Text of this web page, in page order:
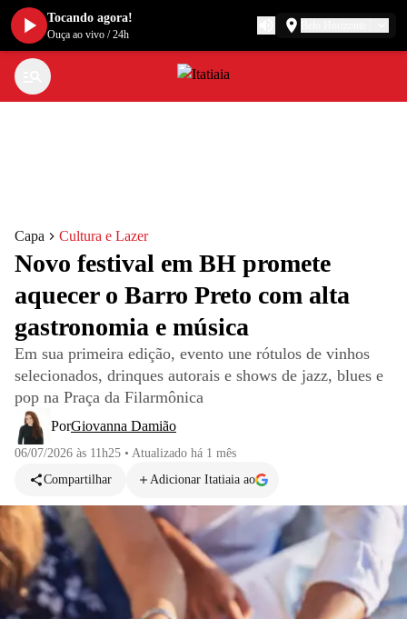
Capa Cultura e Lazer
Novo festival em BH promete
aquecer o Barro Preto com alta
gastronomia e música
Em sua primeira edição, evento une rótulos de vinhos
selecionados, drinques autorais e shows de jazz, blues e
pop na Praça da Filarmônica
PorGiovanna Damião
06/07/2026 às 11h25 • Atualizado há 1 mês
Compartilhar
Adicionar Itatiaia ao
Tocando agora!
Ouça ao vivo /24h